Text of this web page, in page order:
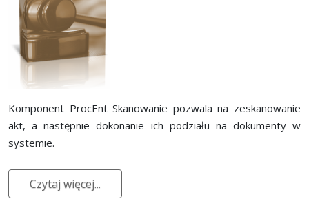
Komponent ProcEnt Skanowanie pozwala na zeskanowanie
akt, a następnie dokonanie ich podziału na dokumenty w
systemie.
Czytaj więcej...